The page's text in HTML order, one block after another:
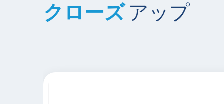
クローズアップ